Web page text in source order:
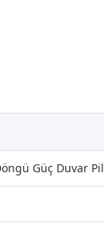
Güç Duvar Pil